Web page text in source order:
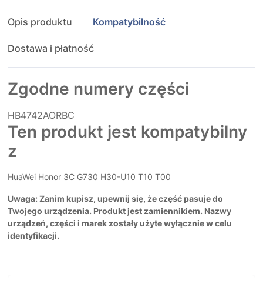
Opis produktu Kompatybilność
Dostawa i płatność
Zgodne numery części
HB4742AORBC
Ten produkt jest kompatybilny
z
HuaWei Honor 3C G730 H30-U10 T10 T00
Uwaga: Zanim kupisz, upewnij się, że część pasuje do
Twojego urządzenia. Produkt jest zamiennikiem. Nazwy
urządzeń, części i marek zostały użyte wyłącznie w celu
identyfikacji.